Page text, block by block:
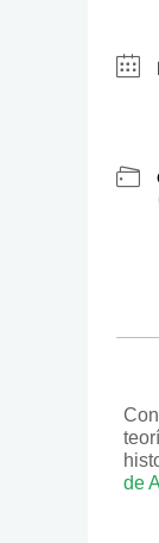
de